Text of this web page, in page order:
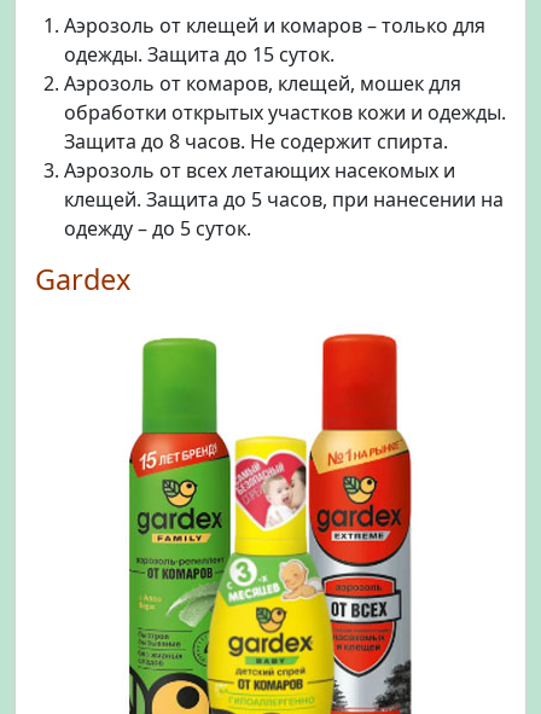
Аэрозоль от клещей и комаров – только для
одежды. Защита до 15 суток.
Аэрозоль от комаров, клещей, мошек для
обработки открытых участков кожи и одежды.
Защита до 8 часов. Не содержит спирта.
Аэрозоль от всех летающих насекомых и
клещей. Защита до 5 часов, при нанесении на
одежду – до 5 суток.
Gardex